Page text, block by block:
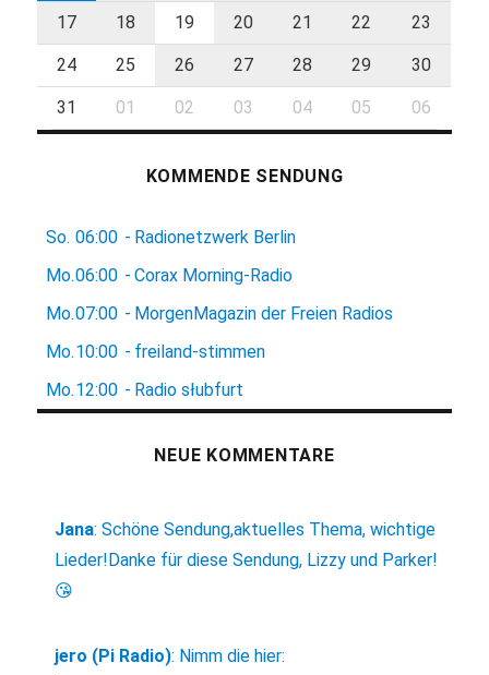
17 18 19 20 21 22 23
24 25 26 27 28 29 30
31 01 02 03 04 05 06
KOMMENDE SENDUNG
So. 06:00 - Radionetzwerk Berlin
Mo.06:00 - Corax Morning-Radio
Mo.07:00 - MorgenMagazin der Freien Radios
Mo.10:00 - freiland-stimmen
Mo.12:00 - Radio słubfurt
NEUE KOMMENTARE
Jana:Schöne Sendung,aktuelles Thema, wichtige
Lieder!Danke für diese Sendung, Lizzy und Parker!
😘
jero (Pi Radio): Nimm die hier: